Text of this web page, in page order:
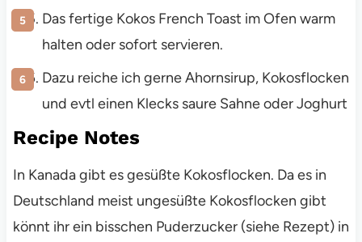
Das fertige Kokos French Toast im Ofen warm
halten oder sofort servieren.
Dazu reiche ich gerne Ahornsirup, Kokosflocken
und evtl einen Klecks saure Sahne oder Joghurt
Recipe Notes
In Kanada gibt es gesüßte Kokosflocken. Da es in
Deutschland meist ungesüßte Kokosflocken gibt
könnt ihr ein bisschen Puderzucker (siehe Rezept) in